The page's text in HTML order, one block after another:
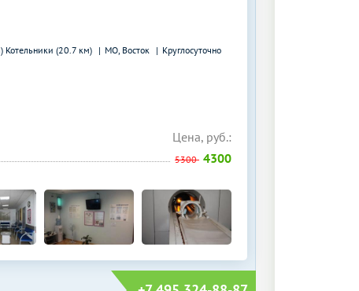
Котельники (20.7 км) МО, Восток Круглосуточно
Цена, руб.:
5300 4300